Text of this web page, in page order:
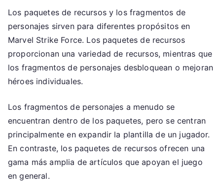
Los paquetes de recursos y los fragmentos de
personajes sirven para diferentes propósitos en
Marvel Strike Force. Los paquetes de recursos
proporcionan una variedad de recursos, mientras que
los fragmentos de personajes desbloquean o mejoran
héroes individuales.
Los fragmentos de personajes a menudo se
encuentran dentro de los paquetes, pero se centran
principalmente en expandir la plantilla de un jugador.
En contraste, los paquetes de recursos ofrecen una
gama más amplia de artículos que apoyan el juego
en general.